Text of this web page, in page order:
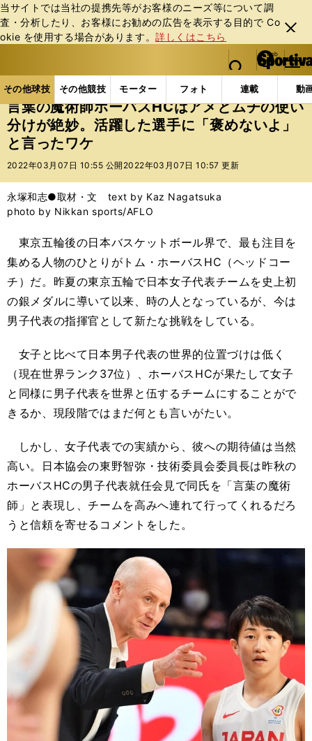
当サイトでは当社の提携先等がお客様のニーズ等について調
査・分析したり、お客様にお勧めの広告を表⽰する⽬的で Co
okie を使⽤する場合があります。詳しくはこちら
閉じ
る
web Sportiva (webスポルティーバ)
検索
マイペ
ー
ジ
メニュ
その他球技 その他競技 モーター フォト 連載 動
ス
ポ
ル
テ
ー
バ
その他球技の記事一覧 バスケットボール 国内バス
言葉の魔術師ホーバスHCはアメとムチの使い
分けが絶妙。活躍した選手に「褒めないよ」
と言ったワケ
2022年03月07日 10:55 公開 2022年03月07日 10:57 更新
永塚和志●取材・文 text by Kaz Nagatsuka
photo by Nikkan sports/AFLO
東京五輪後の日本バスケットボール界で、最も注目を
集める人物のひとりがトム・ホーバスHC（ヘッドコー
チ）だ。昨夏の東京五輪で日本女子代表チームを史上初
の銀メダルに導いて以来、時の人となっているが、今は
男子代表の指揮官として新たな挑戦をしている。
女子と比べて日本男子代表の世界的位置づけは低く
（現在世界ランク37位）、ホーバスHCが果たして女子
と同様に男子代表を世界と伍するチームにすることがで
きるか、現段階ではまだ何とも言いがたい。
しかし、女子代表での実績から、彼への期待値は当然
高い。日本協会の東野智弥・技術委員会委員長は昨秋の
ホーバスHCの男子代表就任会見で同氏を「言葉の魔術
師」と表現し、チームを高みへ連れて行ってくれるだろ
うと信頼を寄せるコメントをした。